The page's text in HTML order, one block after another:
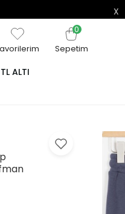
0
Sepetim
ALTI